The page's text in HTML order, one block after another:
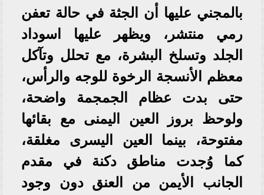
بالمجني عليها أن الجثة في حالة تعفن
رمي منتشر، ويظهر عليها اسوداد
الجلد وتسلخ البشرة، مع تحلل وتآكل
معظم الأنسجة الرخوة للوجه والرأس،
حتى بدت عظام الجمجمة واضحة،
ولوحظ بروز العين اليمنى مع بقائها
مفتوحة، بينما العين اليسرى مغلقة،
كما وُجدت مناطق دكنة في مقدم
الجانب الأيمن من العنق دون وجود